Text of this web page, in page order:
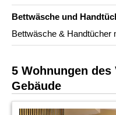
Bettwäsche und
Bettwäsche & Handtücher
5 Wohnungen
Gebäude